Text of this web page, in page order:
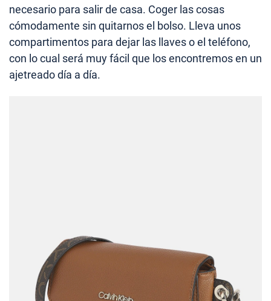
necesario para salir de casa. Coger las cosas
cómodamente sin quitarnos el bolso. Lleva unos
compartimentos para dejar las llaves o el teléfono,
con lo cual será muy fácil que los encontremos en un
ajetreado día a día.